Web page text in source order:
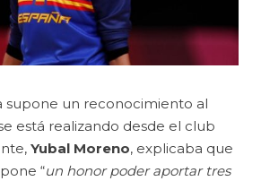
supone un reconocimiento al
está realizando desde el club
Yubal Moreno, explicaba que
“un honor poder aportar tres